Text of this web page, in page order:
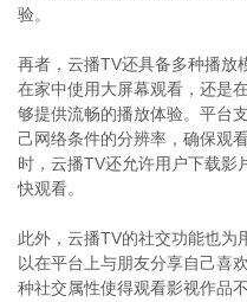
验。
再者，云播TV还具备多种播放
在家中使用大屏幕观看，还是
够提供流畅的播放体验。平台
己网络条件的分辨率，确保观
时，云播TV还允许用户下载影
快观看。
此外，云播TV的社交功能也为
以在平台上与朋友分享自己喜
种社交属性使得观看影视作品